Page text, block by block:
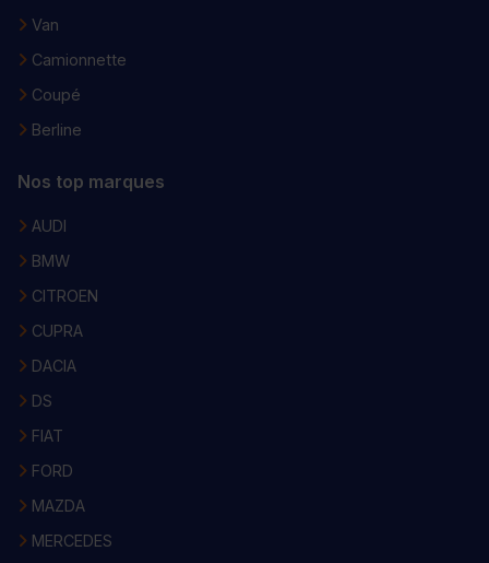
Van
Camionnette
Coupé
Berline
Nos top marques
AUDI
BMW
CITROEN
CUPRA
DACIA
DS
FIAT
FORD
MAZDA
MERCEDES